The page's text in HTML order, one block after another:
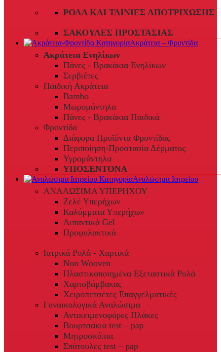
ΡΟΛΆ ΚΑΙ ΤΑΙΝΊΕΣ ΑΠΟΤΡΊΧΩΣΗΣ
ΣΑΚΟΎΛΕΣ ΠΡΟΣΤΑΣΊΑΣ
Ακράτεια – Φροντίδα
Ακράτεια Ενηλίκων
Πάνες - Βρακάκια Ενηλίκων
Σερβιέτες
Παιδική Ακράτεια
Bambo
Μωρομάντηλα
Πάνες - Βρακάκια Παιδικά
Φροντίδα
Διάφορα Προϊόντα Φροντίδας
Περιποίηση-Προστασία Δέρματος
Υγρομάντηλα
ΥΠΟΣΕΝΤΟΝΑ
Αναλώσιμα Ιατρείου
ΑΝΑΛΩΣΙΜΑ ΥΠΕΡΗΧΟΥ
Ζελέ Υπερήχων
Καλύμματα Υπερήχων
Λιπαντικά Gel
Προφυλακτικά
Ιατρικά Ρολά - Χαρτικά
Non Wooven
Πλαστικοποιημένα Εξεταστικά Ρολά
Χαρτοβάμβακας
Χειροπετσέτες Επαγγελματικές
Γυναικολογικά Αναλώσιμα
Αντικειμενοφόρες Πλάκες
Βουρτσάκια test – pap
Μητροσκόπια
Σπάτουλες test – pap